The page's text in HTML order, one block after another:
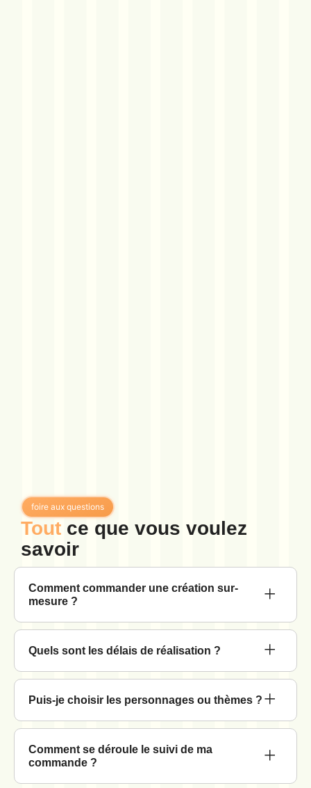
foire aux questions
Tout ce que vous voulez
savoir
Comment commander une création sur-
mesure ?
Quels sont les délais de réalisation ?
Puis-je choisir les personnages ou thèmes ?
Comment se déroule le suivi de ma
commande ?